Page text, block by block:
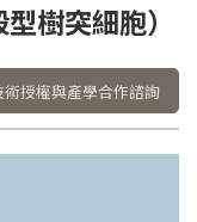
樹突細胞）
術授權與產學合作諮詢